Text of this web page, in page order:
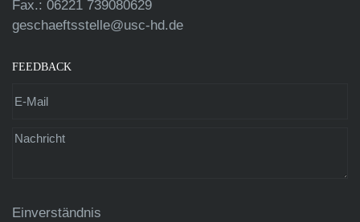
Fax.: 06221 739080629
geschaeftsstelle@usc-hd.de
FEEDBACK
Einverständnis